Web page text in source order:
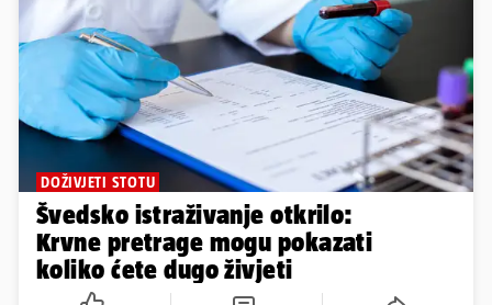
DOŽIVJETI STOTU
Švedsko istraživanje otkrilo:
Krvne pretrage mogu pokazati
koliko ćete dugo živjeti